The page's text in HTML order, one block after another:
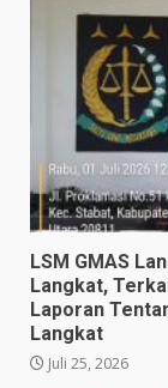
LSM GMAS
Langkat,
Laporan
Langkat
Juli 25, 2026